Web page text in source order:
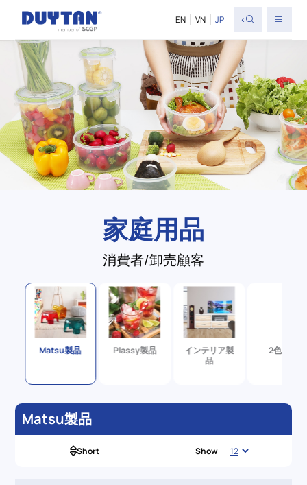
EN VN JP <
家庭用品
消費者/卸売顧客
Matsu製品 Plassy製品
インテリア製
品
2色製品
Matsu製品
Short Show